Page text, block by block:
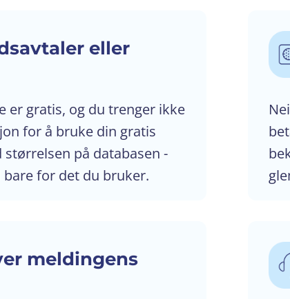
eller
er gratis, og du trenger ikke
for å bruke din gratis
på databasen -
bare for det du bruker.
meldingens